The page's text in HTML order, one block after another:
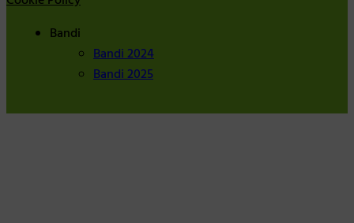
Bandi
Bandi 2024
Bandi 2025